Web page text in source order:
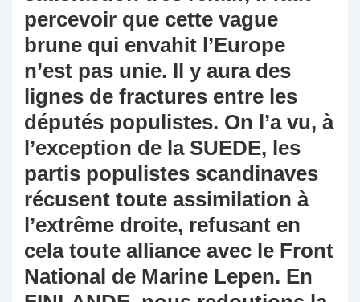
percevoir que cette vague
brune qui envahit l’Europe
n’est pas unie. Il y aura des
lignes de fractures entre les
députés populistes. On l’a vu, à
l’exception de la SUEDE, les
partis populistes scandinaves
récusent toute assimilation à
l’extrême droite, refusant en
cela toute alliance avec le Front
National de Marine Lepen. En